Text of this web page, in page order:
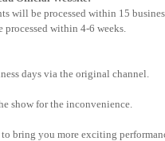
will be processed within 15
within 4-6 weeks.
days via the original channel.
show for the inconvenience.
bring you more exciting